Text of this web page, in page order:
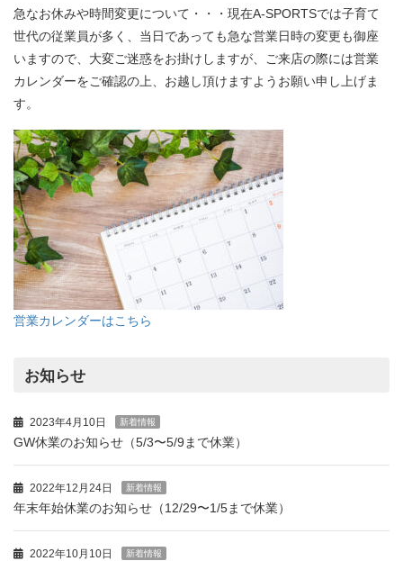
急なお休みや時間変更について・・・現在A-SPORTSでは子育て
世代の従業員が多く、当日であっても急な営業日時の変更も御座
いますので、大変ご迷惑をお掛けしますが、ご来店の際には営業
カレンダーをご確認の上、お越し頂けますようお願い申し上げま
す。
営業カレンダーはこちら
お知らせ
2023年4月10日 新着情報
GW休業のお知らせ（5/3〜5/9まで休業）
2022年12月24日 新着情報
年末年始休業のお知らせ（12/29〜1/5まで休業）
2022年10月10日 新着情報